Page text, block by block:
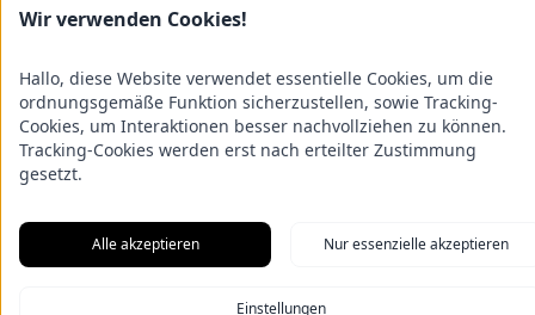
Blogger-Datenbank
Rechtliches
Impressum
Datenschutz
Nutzungsbestimmungen
Genuss Club
Wir verwenden Cookies!
Hallo, diese Website verwendet essentielle Cookies, um die
ordnungsgemäße Funktion sicherzustellen, sowie Tracking-
Cookies, um Interaktionen besser nachvollziehen zu können.
Tracking-Cookies werden erst nach erteilter Zustimmung
gesetzt.
Alle akzeptieren Nur essenzielle akzeptieren
Einstellungen